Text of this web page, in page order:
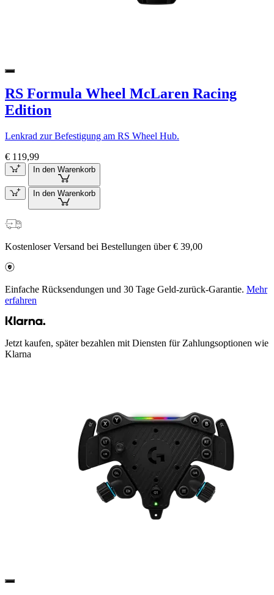
RS Formula Wheel McLaren Racing
Edition
Lenkrad zur Befestigung am RS Wheel Hub.
€ 119,99
In den Warenkorb
In den Warenkorb
Kostenloser Versand bei Bestellungen über € 39,00
Einfache Rücksendungen und 30 Tage Geld-zurück-Garantie. Mehr
erfahren
Jetzt kaufen, später bezahlen mit Diensten für Zahlungsoptionen wie
Klarna